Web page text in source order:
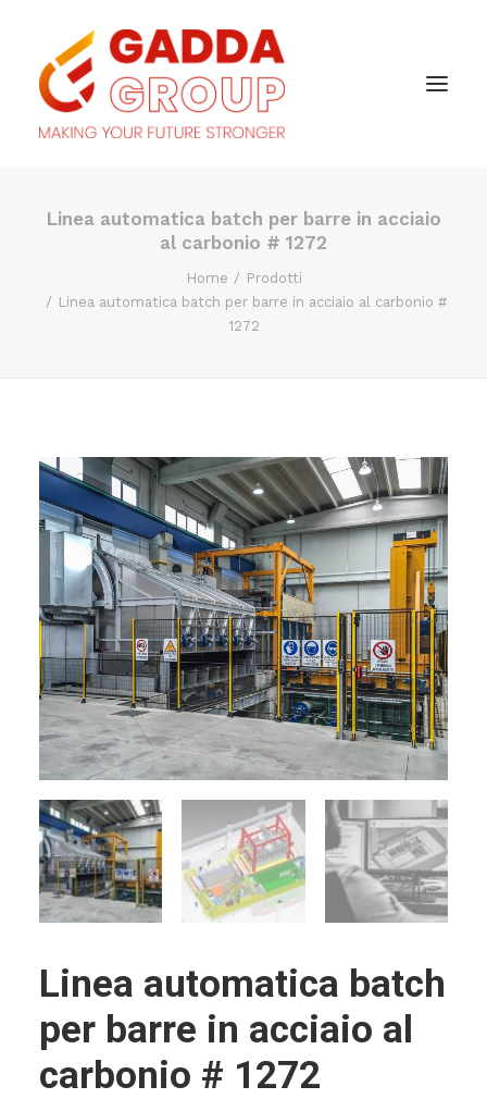
RICERCA
Linea automatica batch per barre in acciaio
al carbonio # 1272
Home
Prodotti
Linea automatica batch per barre in acciaio al carbonio #
1272
Linea automatica batch
per barre in acciaio al
carbonio # 1272